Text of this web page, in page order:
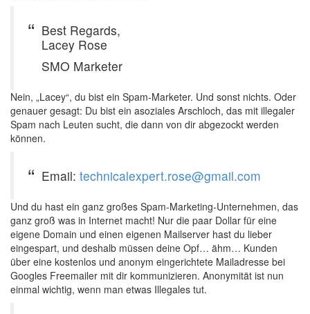
Best Regards,
Lacey Rose
SMO Marketer
Nein, „Lacey“, du bist ein Spam-Marketer. Und sonst nichts. Oder
genauer gesagt: Du bist ein asoziales Arschloch, das mit illegaler
Spam nach Leuten sucht, die dann von dir abgezockt werden
können.
Email: technicalexpert.rose@gmail.com
Und du hast ein ganz großes Spam-Marketing-Unternehmen, das
ganz groß was in Internet macht! Nur die paar Dollar für eine
eigene Domain und einen eigenen Mailserver hast du lieber
eingespart, und deshalb müssen deine Opf… ähm… Kunden
über eine kostenlos und anonym eingerichtete Mailadresse bei
Googles Freemailer mit dir kommunizieren. Anonymität ist nun
einmal wichtig, wenn man etwas Illegales tut.